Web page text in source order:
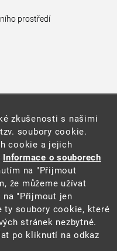
prostředí
kB)
zkušenosti s našimi
soubory cookie.
cookie a jejich
Informace o souborech
na "Přijmout
že můžeme užívat
"Přijmout jen
ty soubory cookie, které
stránek nezbytné.
po kliknutí na odkaz